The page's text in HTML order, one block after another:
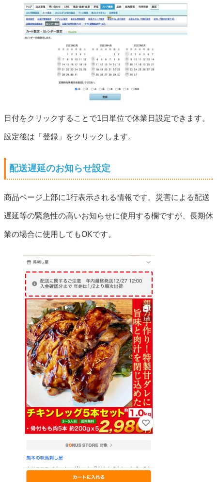
日付をクリックすることで1日単位で休業日設定できます。
設定後は「登録」をクリックします。
配送遅延のお知らせ設定
商品ページ上部に1行表示される情報です。災害による配送
遅延等の緊急性の高いお知らせに使用する欄ですが、長期休
業の場合に使用してもOKです。